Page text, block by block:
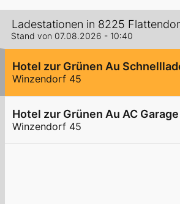
Ladestationen in 8225
Stand von 07.08.2026 - 10:40
Hotel zur Grünen Au
Winzendorf 45
Hotel zur Grünen Au AC
Winzendorf 45